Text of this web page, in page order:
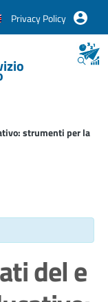
Privacy Policy
strumenti per la
del e